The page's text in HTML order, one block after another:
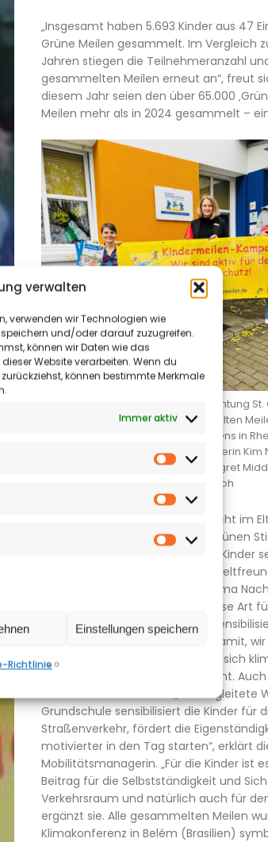
verwalten
verwenden wir Technologien wie
und/oder darauf zuzugreifen.
können wir Daten wie das
Website verarbeiten. Wenn du
können bestimmte Merkmale
Immer aktiv
Vorlieben
Statistiken
Marketing
Einstellungen speichern
Richtlinie
Aktuelles
&
Termine
Kultur
&
Sonderthemen
Ausgaben-
„Insgesamt haben 5.693 Kinder aus 47
Grüne Meilen gesammelt. Im Vergleich
Jahren stiegen die Teilnehmeranzahl
gesammelten Meilen erneut an“, freut
diesem Jahr seien den über 65.000
Meilen mehr als in 2024 gesammelt –
Kindermeilen-Kindertageseinrichtung
Freuen sich über die gesammelten
Kindertageseinrichtung St. Clemens in
Michaela Burow, Mobilitätsmanagerin Kim
Gütersloh) und Kita-Leitung Margret
Gütersloh
Für jeden Weg, den die Kinder nicht im
wurden, durften sie sich einen grünen
Sammelheft einkleben. Das Ziel: Kinder
spielerisch mit Themen zur
dem Klimawandel und dem Thema
auseinander und werden auf diese Art
umweltbewusste Lebensweise
beschäftigten sich außerdem damit,
Wasser sparen können, wie man sich
ernährt und den Müll richtig trennt.
einen Sticker in ihr Heft. „Der begleitete
Grundschule sensibilisiert die Kinder für
Straßenverkehr, fördert die
motivierter in den Tag starten“, erklärt
Mobilitätsmanagerin. „Für die Kinder ist
Beitrag für die Selbstständigkeit und
Verkehrsraum und natürlich auch für
ergänzt sie. Alle gesammelten Meilen
Klimakonferenz in Belém (Brasilien)